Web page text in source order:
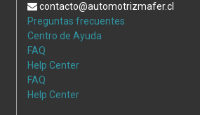
contacto@automotrizmafer.cl
Preguntas frecuentes
Centro de Ayuda
FAQ
Help Center
FAQ
Help Center